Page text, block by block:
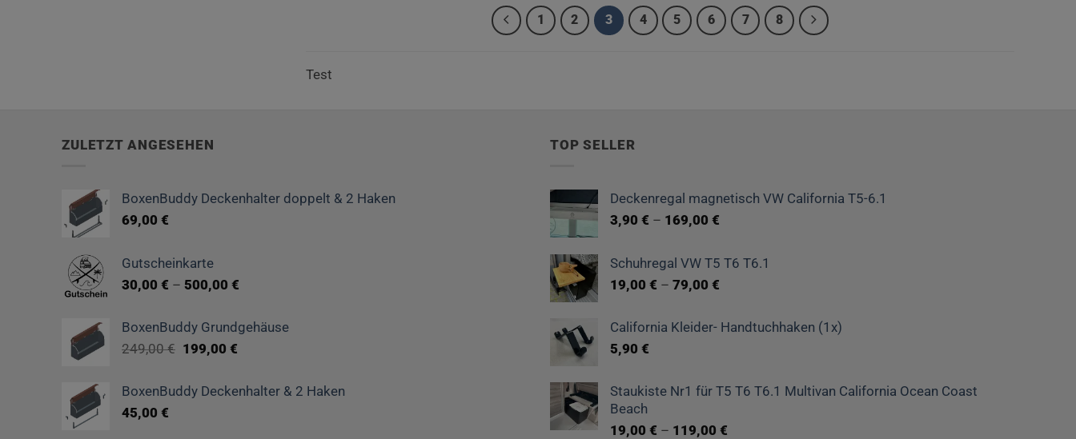
auf.
Produktseite
1
2 3 4 5 6 7 8
Test
ZULETZT ANGESEHEN
BoxenBuddy Deckenhalter doppelt & 2 Haken
69,00 €
Gutscheinkarte
30,00 € – 500,00 €
BoxenBuddy Grundgehäuse
249,00€ Ursprünglicher
war:
249,00 €
199,00€
ist:
BoxenBuddy Deckenhalter & 2 Haken
45,00 €
TOP SELLER
Deckenregal magnetisch VW California T5-6.1
3,90 € – 169,00 €
Schuhregal VW T5 T6 T6.1
19,00 € – 79,00 €
California Kleider- Handtuchhaken (1x)
5,90 €
Staukiste Nr1 für T5 T6 T6.1 Multivan California Ocean Coast
Beach
19,00 € – 119,00 €